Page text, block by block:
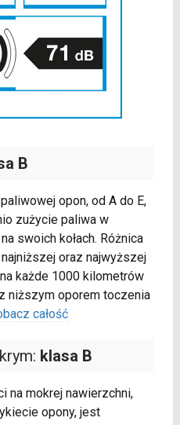
B
opon, od A do E,
zużycie paliwa w
swoich kołach. Różnica
oraz najwyższej
każde 1000 kilometrów
niższym oporem toczenia
całość
klasa B
na mokrej nawierzchni,
opony, jest